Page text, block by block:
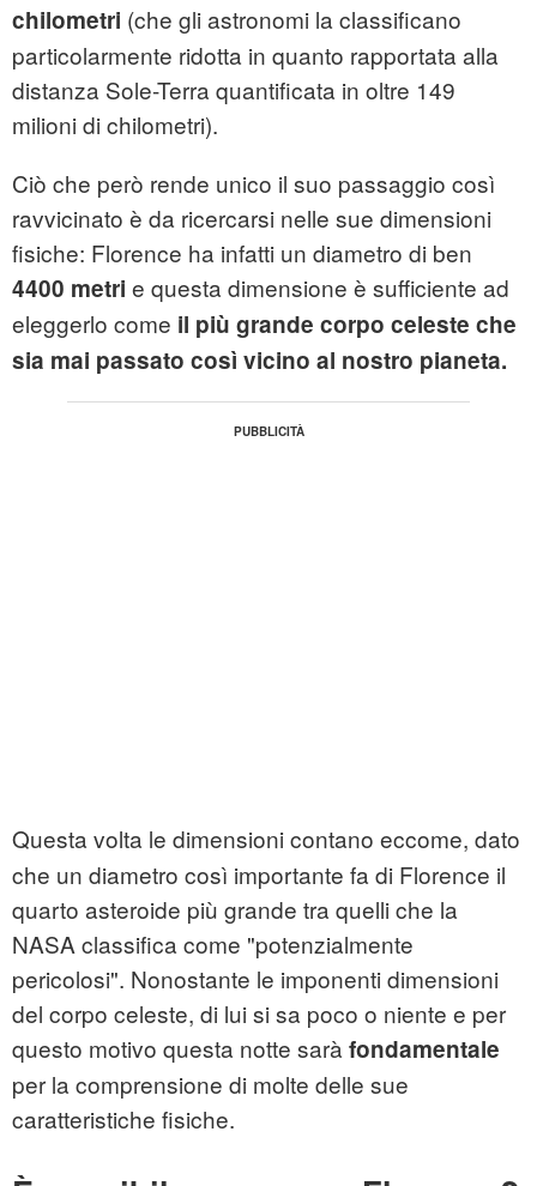
chilometri (che gli astronomi la classificano
particolarmente ridotta in quanto rapportata alla
distanza Sole-Terra quantificata in oltre 149
milioni di chilometri).
Ciò che però rende unico il suo passaggio così
ravvicinato è da ricercarsi nelle sue dimensioni
fisiche: Florence ha infatti un diametro di ben
4400 metri e questa dimensione è sufficiente ad
eleggerlo come il più grande corpo celeste che
sia mai passato così vicino al nostro pianeta.
Questa volta le dimensioni contano eccome, dato
che un diametro così importante fa di Florence il
quarto asteroide più grande tra quelli che la
NASA classifica come "potenzialmente
pericolosi". Nonostante le imponenti dimensioni
del corpo celeste, di lui si sa poco o niente e per
questo motivo questa notte sarà fondamentale
per la comprensione di molte delle sue
caratteristiche fisiche.